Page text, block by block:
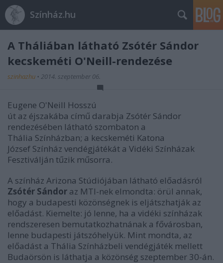
Színház.hu
A Tháliában látható Zsótér Sándor
kecskeméti O'Neill-rendezése
szinhazhu • 2014. szeptember 06.
Eugene O'Neill Hosszú
út az éjszakába című darabja Zsótér Sándor
rendezésében látható szombaton a
Thália Színházban; a kecskeméti Katona
József Színház vendégjátékát a Vidéki Színházak
Fesztiválján tűzik műsorra.
A színház Arizona Stúdiójában látható előadásról
Zsótér Sándor az MTI-nek elmondta: örül annak,
hogy a budapesti közönségnek is eljátszhatják az
előadást. Kiemelte: jó lenne, ha a vidéki színházak
rendszeresen bemutatkozhatnának a fővárosban,
lenne budapesti játszóhelyük. Mint mondta, az
előadást a Thália Színházbeli vendégjáték mellett
Budaörsön is láthatja a közönség szeptember 30-án.